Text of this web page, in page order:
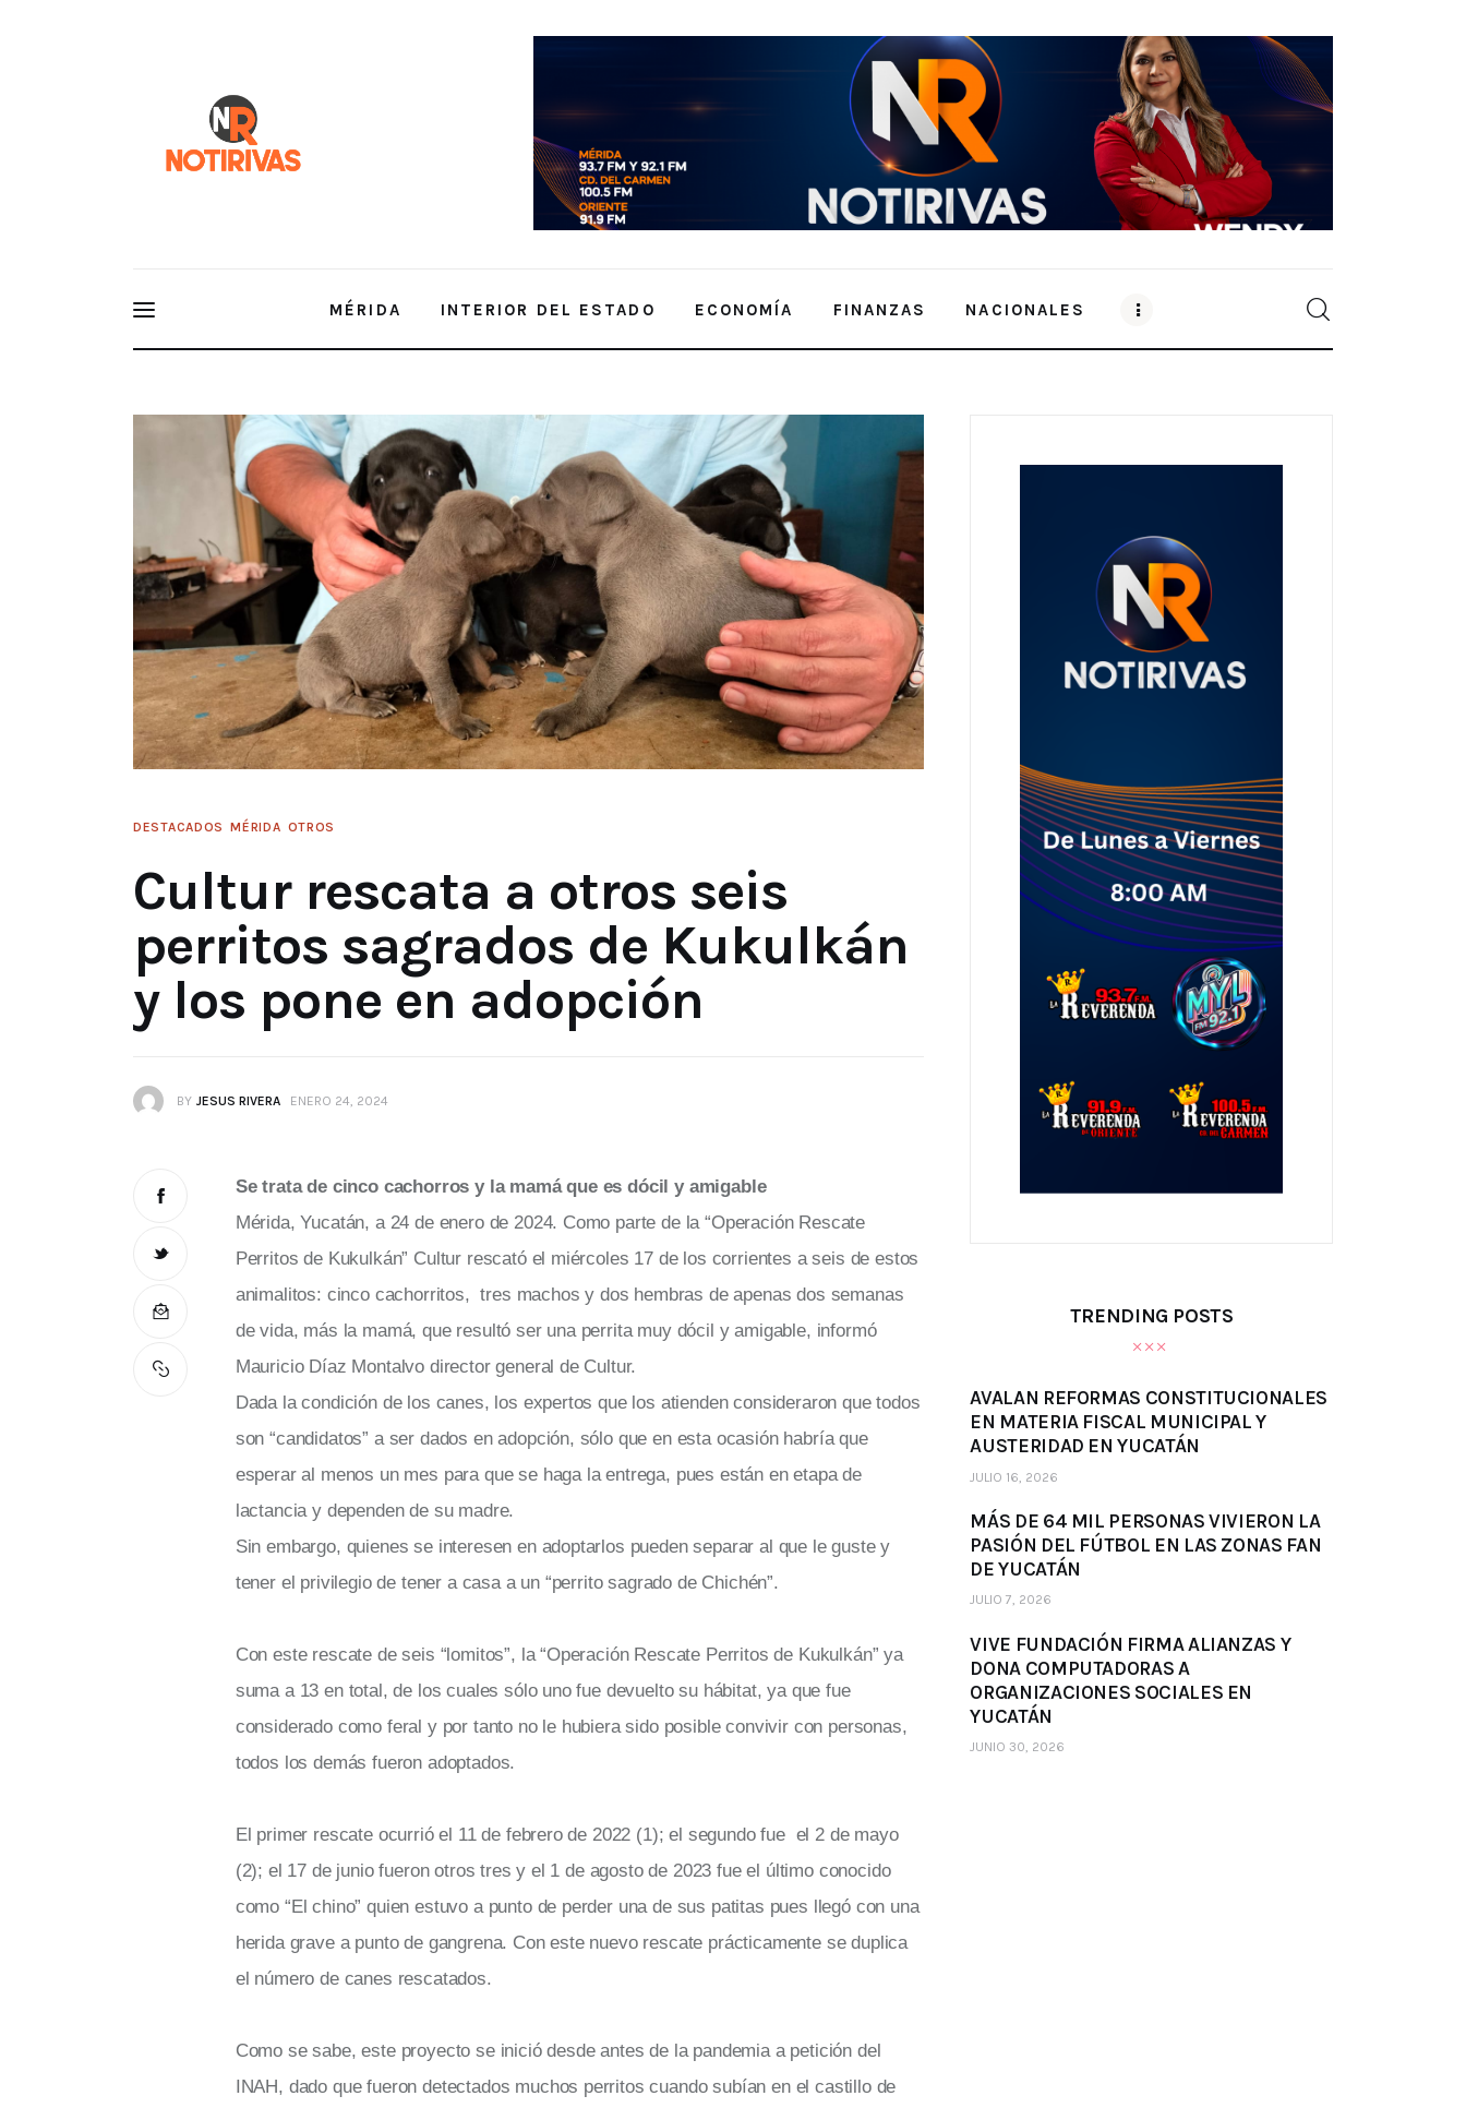
MÉRIDA INTERIOR DEL ESTADO ECONOMÍA FINANZAS NACIONALES
DESTACADOS MÉRIDA OTROS
Cultur rescata a otros seis
perritos sagrados de Kukulkán
y los pone en adopción
BY JESUS RIVERA ENERO 24, 2024
Se trata de cinco cachorros y la mamá que es dócil y amigable
Mérida, Yucatán, a 24 de enero de 2024. Como parte de la “Operación Rescate
Perritos de Kukulkán” Cultur rescató el miércoles 17 de los corrientes a seis de estos
animalitos: cinco cachorritos, tres machos y dos hembras de apenas dos semanas
de vida, más la mamá, que resultó ser una perrita muy dócil y amigable, informó
Mauricio Díaz Montalvo director general de Cultur.
Dada la condición de los canes, los expertos que los atienden consideraron que todos
son “candidatos” a ser dados en adopción, sólo que en esta ocasión habría que
esperar al menos un mes para que se haga la entrega, pues están en etapa de
lactancia y dependen de su madre.
Sin embargo, quienes se interesen en adoptarlos pueden separar al que le guste y
tener el privilegio de tener a casa a un “perrito sagrado de Chichén”.
Con este rescate de seis “lomitos”, la “Operación Rescate Perritos de Kukulkán” ya
suma a 13 en total, de los cuales sólo uno fue devuelto su hábitat, ya que fue
considerado como feral y por tanto no le hubiera sido posible convivir con personas,
todos los demás fueron adoptados.
El primer rescate ocurrió el 11 de febrero de 2022 (1); el segundo fue el 2 de mayo
(2); el 17 de junio fueron otros tres y el 1 de agosto de 2023 fue el último conocido
como “El chino” quien estuvo a punto de perder una de sus patitas pues llegó con una
herida grave a punto de gangrena. Con este nuevo rescate prácticamente se duplica
el número de canes rescatados.
Como se sabe, este proyecto se inició desde antes de la pandemia a petición del
INAH, dado que fueron detectados muchos perritos cuando subían en el castillo de
TRENDING POSTS
AVALAN REFORMAS CONSTITUCIONALES
EN MATERIA FISCAL MUNICIPAL Y
AUSTERIDAD EN YUCATÁN
JULIO 16, 2026
MÁS DE 64 MIL PERSONAS VIVIERON LA
PASIÓN DEL FÚTBOL EN LAS ZONAS FAN
DE YUCATÁN
JULIO 7, 2026
VIVE FUNDACIÓN FIRMA ALIANZAS Y
DONA COMPUTADORAS A
ORGANIZACIONES SOCIALES EN
YUCATÁN
JUNIO 30, 2026